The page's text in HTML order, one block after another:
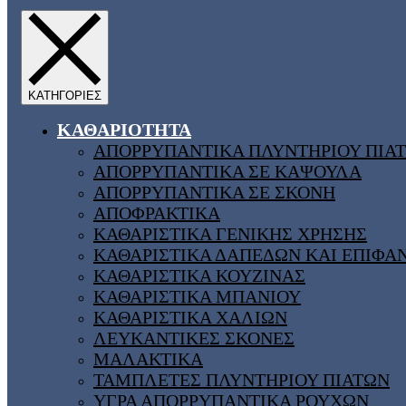
ΚΑΘΑΡΙΟΤΗΤΑ
ΑΠΟΡΡΥΠΑΝΤΙΚΑ ΠΛΥΝΤΗΡΙΟΥ
ΑΠΟΡΡΥΠΑΝΤΙΚΑ ΣΕ ΚΑΨΟΥΛΑ
ΑΠΟΡΡΥΠΑΝΤΙΚΑ ΣΕ ΣΚΟΝΗ
ΑΠΟΦΡΑΚΤΙΚΑ
ΚΑΘΑΡΙΣΤΙΚΑ ΓΕΝΙΚΗΣ ΧΡΗΣΗΣ
ΚΑΘΑΡΙΣΤΙΚΑ ΔΑΠΕΔΩΝ ΚΑΙ
ΚΑΘΑΡΙΣΤΙΚΑ ΚΟΥΖΙΝΑΣ
ΚΑΘΑΡΙΣΤΙΚΑ ΜΠΑΝΙΟΥ
ΚΑΘΑΡΙΣΤΙΚΑ ΧΑΛΙΩΝ
ΛΕΥΚΑΝΤΙΚΕΣ ΣΚΟΝΕΣ
ΜΑΛΑΚΤΙΚΑ
ΤΑΜΠΛΕΤΕΣ ΠΛΥΝΤΗΡΙΟΥ ΠΙΑΤΩΝ
ΥΓΡΑ ΑΠΟΡΡΥΠΑΝΤΙΚΑ ΡΟΥΧΩΝ